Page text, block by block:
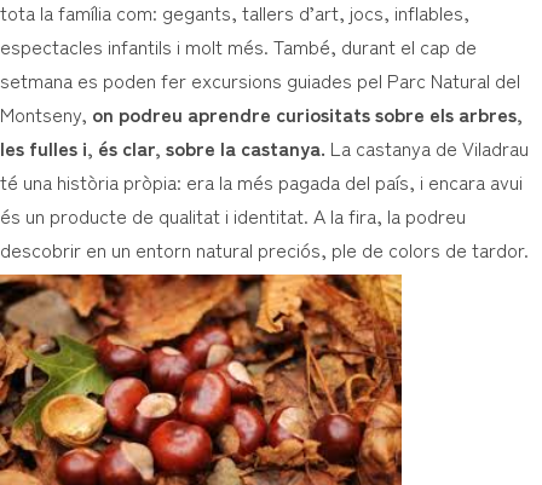
tota la família com: gegants, tallers d’art, jocs, inflables,
espectacles infantils i molt més. També, durant el cap de
setmana es poden fer excursions guiades pel Parc Natural del
Montseny, on podreu aprendre curiositats sobre els arbres,
les fulles i, és clar, sobre la castanya. La castanya de Viladrau
té una història pròpia: era la més pagada del país, i encara avui
és un producte de qualitat i identitat. A la fira, la podreu
descobrir en un entorn natural preciós, ple de colors de tardor.